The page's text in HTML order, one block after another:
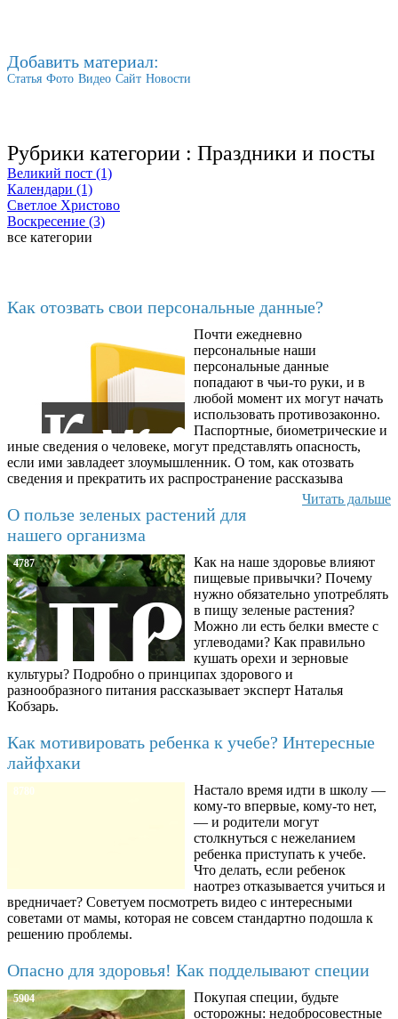
Добавить материал:
Статья Фото Видео Сайт Новости
Рубрики категории : Праздники и посты
Великий пост (1)
Календари (1)
Светлое Христово
Воскресение (3)
все категории
Как отозвать свои персональные данные?
Почти ежедневно
персональные наши
персональные данные
попадают в чьи-то руки, и в
любой момент их могут начать
использовать противозаконно.
Паспортные, биометрические и
иные сведения о человеке, могут представлять опасность,
если ими завладеет злоумышленник. О том, как отозвать
сведения и прекратить их распространение рассказыва
Читать дальше
О пользе зеленых растений для
нашего организма
4787
Как на наше здоровье влияют
пищевые привычки? Почему
нужно обязательно употреблять
в пищу зеленые растения?
Можно ли есть белки вместе с
углеводами? Как правильно
кушать орехи и зерновые
культуры? Подробно о принципах здорового и
разнообразного питания рассказывает эксперт Наталья
Кобзарь.
Как мотивировать ребенка к учебе? Интересные
лайфхаки
8780
Настало время идти в школу —
кому-то впервые, кому-то нет,
— и родители могут
столкнуться с нежеланием
ребенка приступать к учебе.
Что делать, если ребенок
наотрез отказывается учиться и
вредничает? Советуем посмотреть видео с интересными
советами от мамы, которая не совсем стандартно подошла к
решению проблемы.
Опасно для здоровья! Как подделывают специи
5904
Покупая специи, будьте
осторожны: недобросовестные